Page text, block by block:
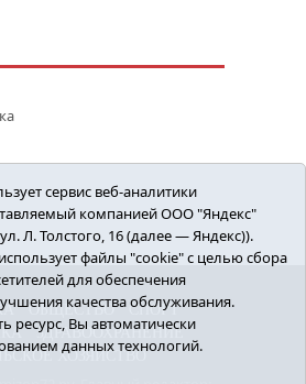
ОБЩЕСТВО
СПОРТ
ЗДРАВООХРАНЕНИЕ
ХОЗЯЙСТВО
сервис веб-аналитики
компанией ООО "Яндекс"
Л. Толстого, 16 (далее — Яндекс)).
файлы "cookie" с целью сбора
для обеспечения
качества обслуживания.
ресурс, Вы автоматически
данных технологий.